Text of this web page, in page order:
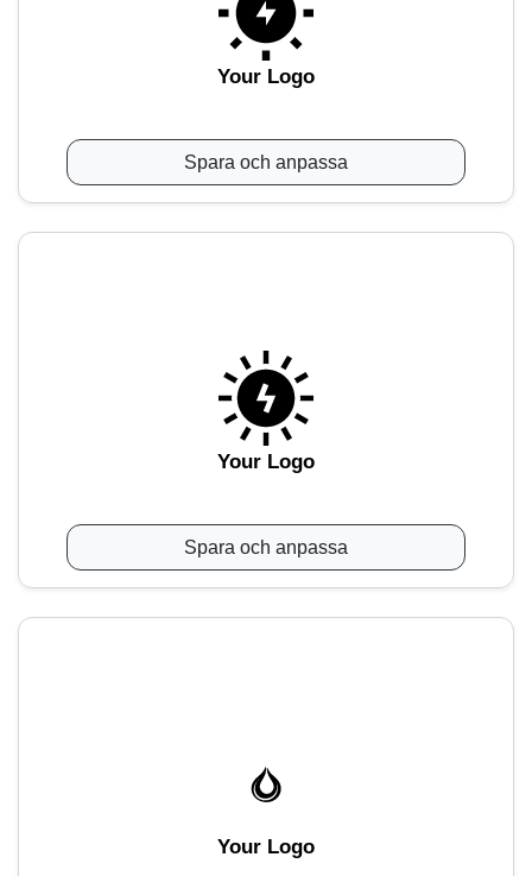
Your Logo
Spara och anpassa
Your Logo
Spara och anpassa
Your Logo